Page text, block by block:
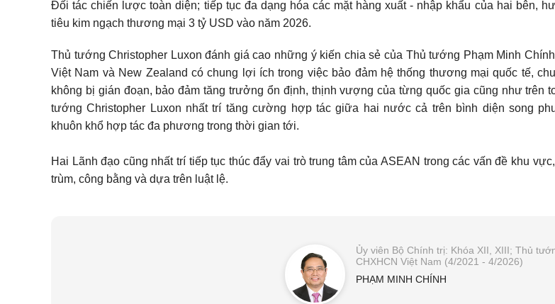
Đối tác chiến lược toàn diện; tiếp tục đa dạng hóa các mặt hàng xuất - nhập khẩu của hai bên,
tiêu kim ngạch thương mại 3 tỷ USD vào năm 2026.
Thủ tướng Christopher Luxon đánh giá cao những ý kiến chia sẻ của Thủ tướng Phạm Minh
Việt Nam và New Zealand có chung lợi ích trong việc bảo đảm hệ thống thương mại quốc tế,
không bị gián đoạn, bảo đảm tăng trưởng ổn định, thịnh vượng của từng quốc gia cũng như trên
tướng Christopher Luxon nhất trí tăng cường hợp tác giữa hai nước cả trên bình diện song
khuôn khổ hợp tác đa phương trong thời gian tới.
Hai Lãnh đạo cũng nhất trí tiếp tục thúc đẩy vai trò trung tâm của ASEAN trong các vấn đề khu
trùm, công bằng và dựa trên luật lệ.
Ủy viên Bộ Chính trị: Khóa XII, XIII; Thủ
CHXHCN Việt Nam (4/2021 - 4/2026)
PHẠM MINH CHÍNH